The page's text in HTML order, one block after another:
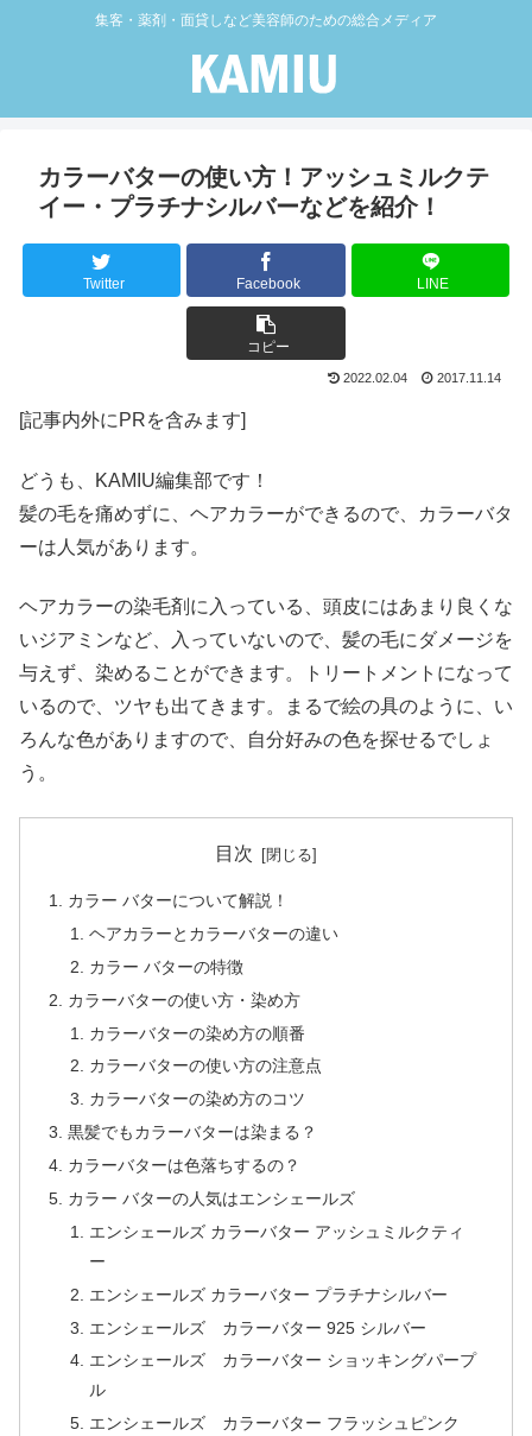
集客・薬剤・面貸しなど美容師のための総合メディア
カラーバターの使い方！アッシュミルクテ
イー・プラチナシルバーなどを紹介！
Twitter Facebook LINE
コピー
2022.02.04 2017.11.14
[記事内外にPRを含みます]
どうも、KAMIU編集部です！
髪の毛を痛めずに、ヘアカラーができるので、カラーバタ
ーは人気があります。
ヘアカラーの染毛剤に入っている、頭皮にはあまり良くな
いジアミンなど、入っていないので、髪の毛にダメージを
与えず、染めることができます。トリートメントになって
いるので、ツヤも出てきます。まるで絵の具のように、い
ろんな色がありますので、自分好みの色を探せるでしょ
う。
目次
カラー バターについて解説！
ヘアカラーとカラーバターの違い
カラー バターの特徴
カラーバターの使い方・染め方
カラーバターの染め方の順番
カラーバターの使い方の注意点
カラーバターの染め方のコツ
黒髪でもカラーバターは染まる？
カラーバターは色落ちするの？
カラー バターの人気はエンシェールズ
エンシェールズ カラーバター アッシュミルクティ
ー
エンシェールズ カラーバター プラチナシルバー
エンシェールズ カラーバター 925 シルバー
エンシェールズ カラーバター ショッキングパープ
ル
エンシェールズ カラーバター フラッシュピンク